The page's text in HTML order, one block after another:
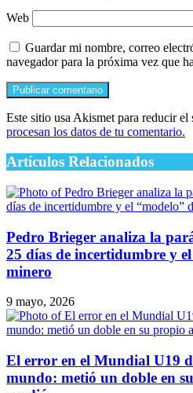
Web
Guardar mi nombre, correo
navegador para la próxima vez que
Este sitio usa Akismet para reducir el
procesan los datos de tu comentario.
Artículos Relacionados
Pedro Brieger analiza la
25 días de incertidumbre y
minero
9 mayo, 2026
El error en el Mundial U19
mundo: metió un doble en